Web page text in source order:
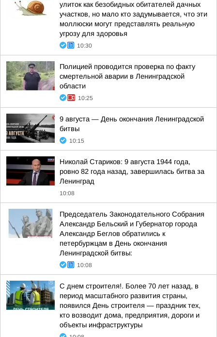
улиток как безобидных обитателей дачных
участков, но мало кто задумывается, что эти
моллюски могут представлять реальную
угрозу для здоровья
10:30
Полицией проводится проверка по факту
смертельной аварии в Ленинградской
области
10:25
9 августа — День окончания Ленинградской
битвы
10:15
Николай Стариков: 9 августа 1944 года,
ровно 82 года назад, завершилась битва за
Ленинград
10:08
Председатель Законодательного Собрания
Александр Бельский и Губернатор города
Александр Беглов обратились к
петербуржцам в День окончания
Ленинградской битвы:
10:08
С днем строителя!. Более 70 лет назад, в
период масштабного развития страны,
появился День строителя — праздник тех,
кто возводит дома, предприятия, дороги и
объекты инфраструктуры